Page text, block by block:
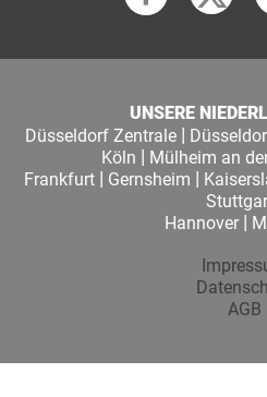
UNSERE
Düsseldorf Zentrale|
Köln | Mülheim an
Frankfurt | Gernsheim |
Hannover |
AGB